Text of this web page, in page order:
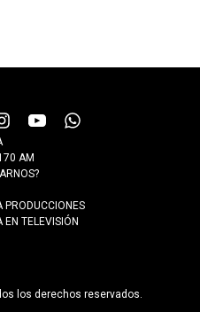
AM
PRODUCCIONES
EN TELEVISIÓN
los derechos reservados.